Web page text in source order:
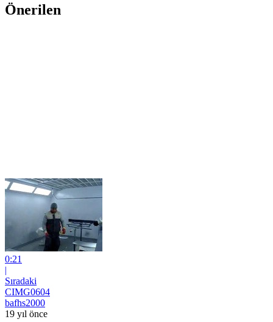
Önerilen
0:21
|
Sıradaki
CIMG0604
bafhs2000
19 yıl önce